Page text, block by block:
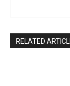
RELATED